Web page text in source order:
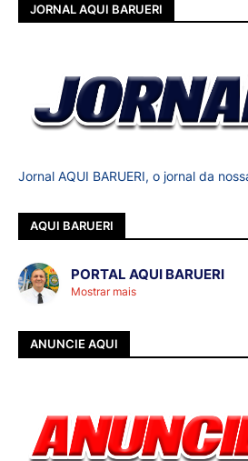
JORNAL AQUI BARUERI
Jornal AQUI BARUERI, o jornal da
AQUI BARUERI
PORTAL AQUI BARUERI
Mostrar mais
ANUNCIE AQUI